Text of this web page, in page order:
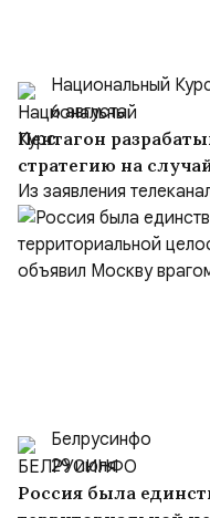
Национальный
6 августа
Пентагон
стратегию на
Китаем
Из заявления
Белрусинфо
29 июля
Россия была